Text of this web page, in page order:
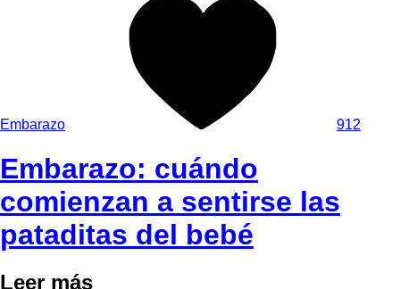
Embarazo 912
Embarazo: cuándo
comienzan a sentirse las
pataditas del bebé
Leer más